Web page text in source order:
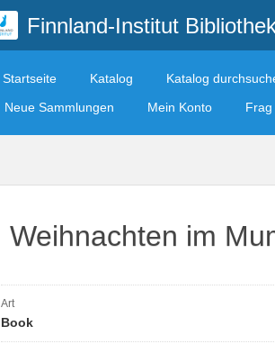
Finnland-Institut
Startseite Katalog
Katalog
Neue Sammlungen
Mein Konto
Weihnachten im
Art
Book